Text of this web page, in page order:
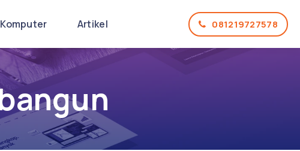
Artikel 081219727578